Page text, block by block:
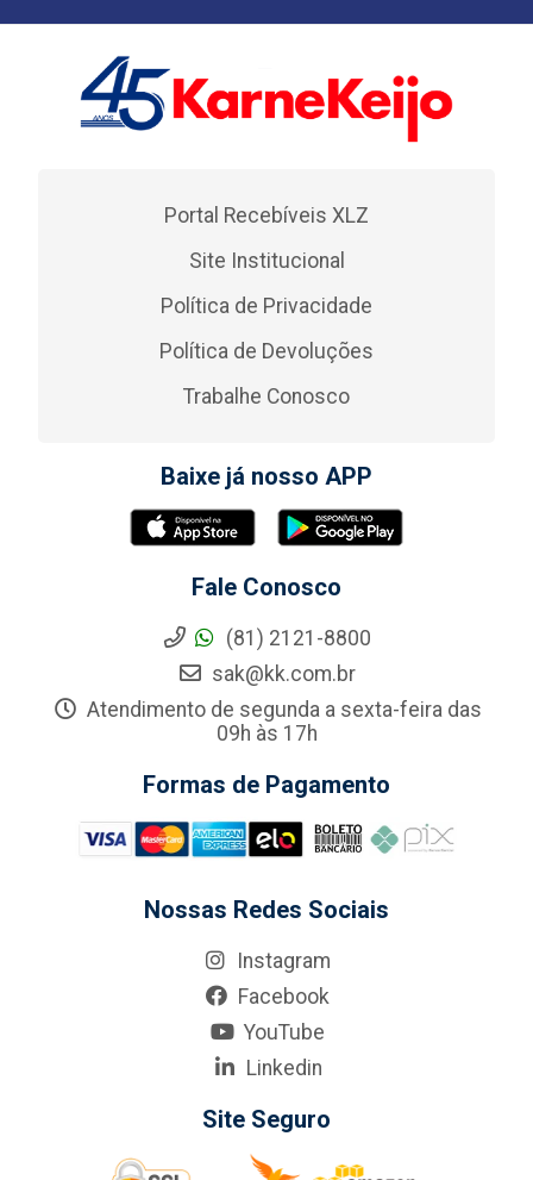
Portal Recebíveis XLZ
Site Institucional
Política de Privacidade
Política de Devoluções
Trabalhe Conosco
Baixe já nosso APP
Fale Conosco
(81) 2121-8800
sak@kk.com.br
Atendimento de segunda a sexta-feira das
09h às 17h
Formas de Pagamento
Nossas Redes Sociais
Instagram
Facebook
YouTube
Linkedin
Site Seguro